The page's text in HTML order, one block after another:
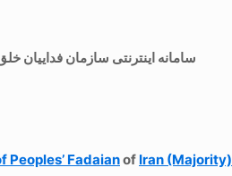
سامانه اینترنتی سازمان فداییان
Peoples’ Fadaianof Iran (Majority)